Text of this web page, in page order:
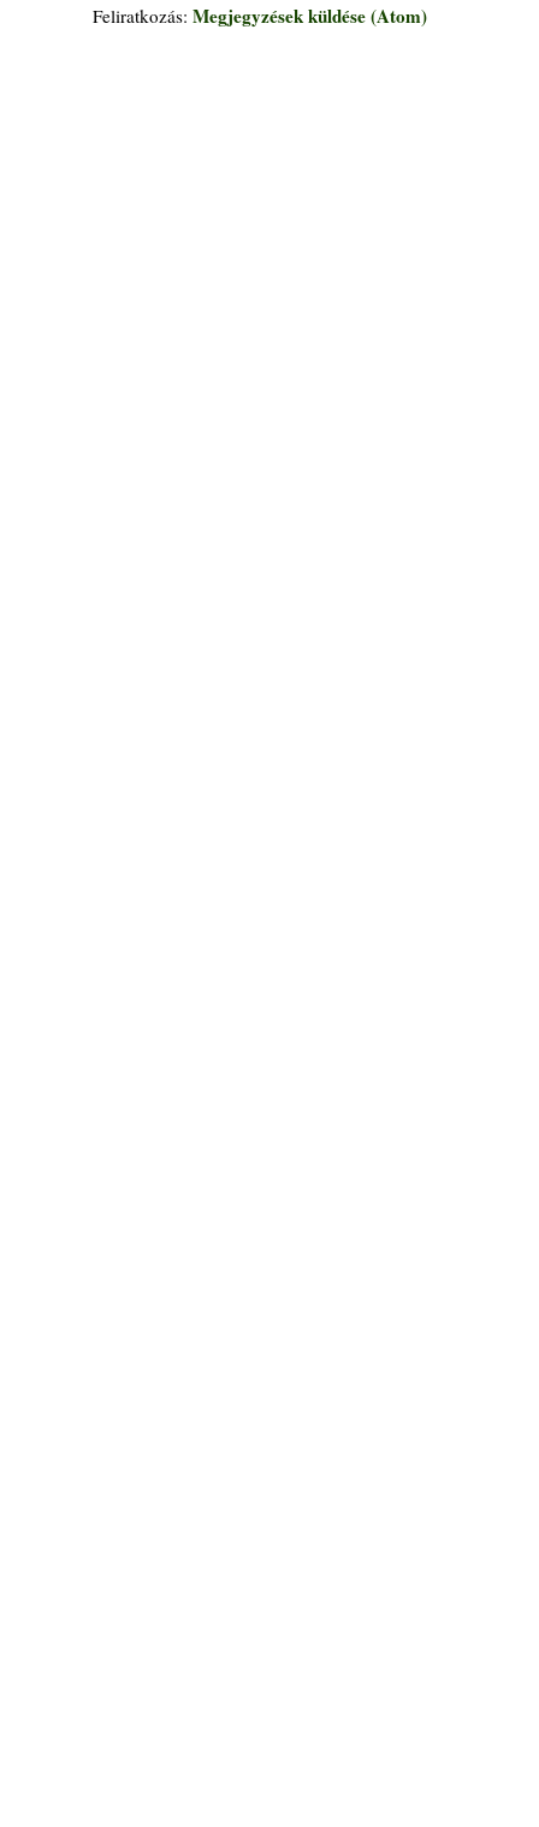
Feliratkozás: Megjegyzések küldése (Atom)